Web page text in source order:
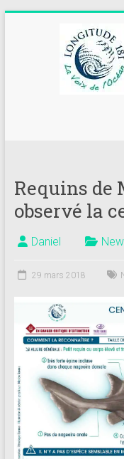
centres
de
plongée
181
Annuaire
des
centres
de
plongée
adhérents
Requins de
observé la
Daniel
29 mars 2018